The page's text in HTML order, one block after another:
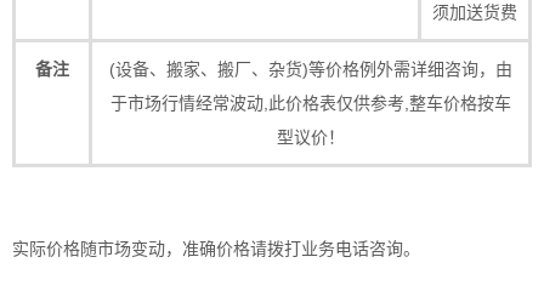
须加送货费
备注
(设备、搬家、搬厂、杂货)等价格例外需详细咨询，由
于市场行情经常波动,此价格表仅供参考,整车价格按车
型议价！
实际价格随市场变动，准确价格请拨打业务电话咨询。